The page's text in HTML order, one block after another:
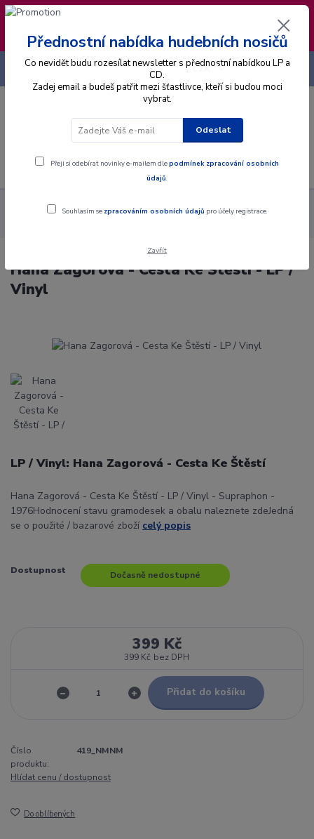
❣️ Od 4.8. do 13.8. čerpám dovolenou. Datum
expedice objednávek se posouvá na pátek
14.8.2026 🐋
Menu
CZK
+420 725 736 293
Alba Gramodesky
Hana Zagorová - Cesta Ke Štěstí - LP /
Hana Zagorová - Cesta Ke Štěstí - LP /
Vinyl
LP / Vinyl: Hana Zagorová - Cesta Ke Štěstí
Hana Zagorová - Cesta Ke Štěstí - LP / Vinyl - Supraphon -
1976Hodnocení stavu gramodesek a obalu naleznete zdeJedná
se o použité / bazarové zboží celý popis
Dostupnost Dočasně nedostupné
399 Kč
399 Kč bez DPH
Přidat do košíku
Číslo
produktu:
419_NMNM
Hlídat cenu / dostupnost
Do oblíbených
Přednostní nabídka hudebních nosičů
Co nevidět budu rozesílat newsletter s přednostní nabídkou LP a
CD.
Zadej email a budeš patřit mezi šťastlivce, kteří si budou moci
vybrat.
Odeslat
Přeji si odebírat novinky e-mailem dlepodmínek zpracování osobních
údajů.
Souhlasím se zpracováním osobních údajů pro účely registrace.
Zavřít